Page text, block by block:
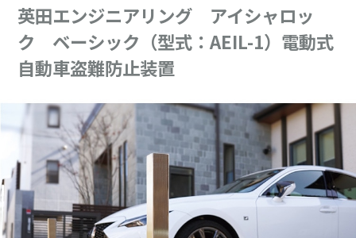
英田エンジニアリング アイシャロッ
ク ベーシック（型式：AEIL-1）電動式
自動車盗難防止装置